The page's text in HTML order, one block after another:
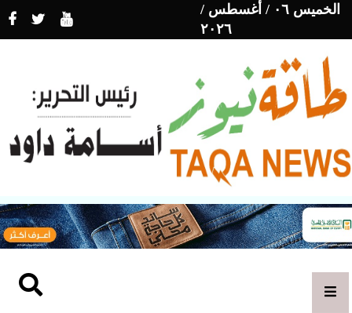
الخميس ٠٦ / أغسطس /
٢٠٢٦